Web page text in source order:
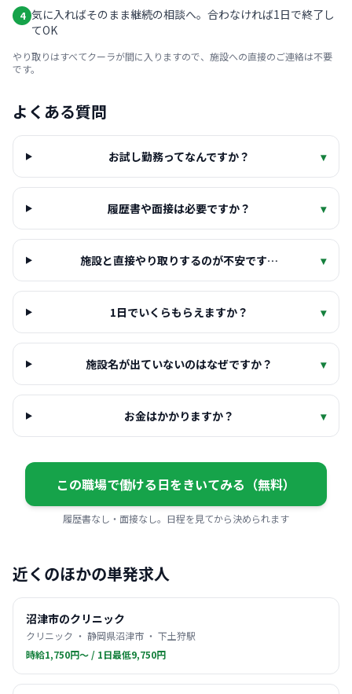
4 気に入ればそのまま継続の相談へ。合わなければ1日で終了し
てOK
やり取りはすべてクーラが間に入りますので、施設への直接のご連絡は不要
です。
よくある質問
お試し勤務ってなんですか？ ▾
履歴書や面接は必要ですか？ ▾
施設と直接やり取りするのが不安です… ▾
1日でいくらもらえますか？ ▾
施設名が出ていないのはなぜですか？ ▾
お金はかかりますか？ ▾
この職場で働ける日をきいてみる（無料）
履歴書なし・面接なし。日程を見てから決められます
近くのほかの単発求人
沼津市のクリニック
クリニック ・ 静岡県沼津市 ・ 下土狩駅
時給1,750円〜 / 1日最低9,750円